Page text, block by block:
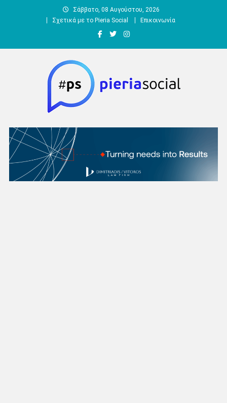
Σάββατο, 08 Αυγούστου, 2026
Σχετικά με το Pieria Social
Επικοινωνία
Pieria Social